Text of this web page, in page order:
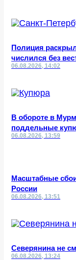
Полиция
числился без
06.08.2026, 14:02
В обороте в
поддельные
06.08.2026, 13:59
Масштабные
России
06.08.2026, 13:51
Северянина не
06.08.2026, 13:24